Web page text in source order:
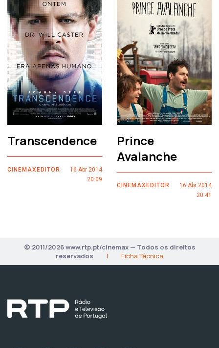
Transcendence
CINEMAXEDITOR
16 Abr 2014
20:09
Prince
Avalanche
CINEMAXEDITOR
16 Abr 2014
20:41
© 2011/2026 www.rtp.pt/cinemax — Todos os direitos
reservados
| Ficha Técnica